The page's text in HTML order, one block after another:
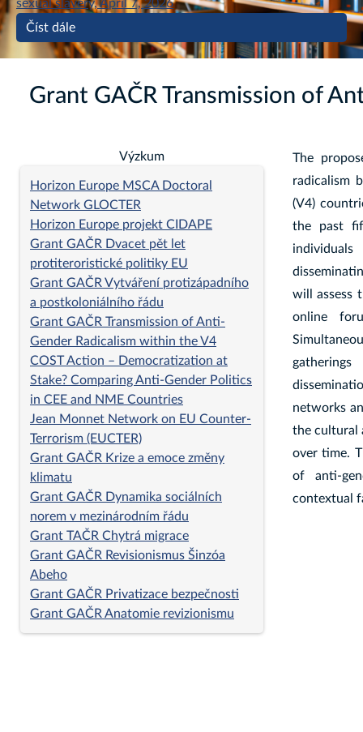
sexual slavery, April 7, 2026
Číst dále
Grant GAČR Transmission of
Výzkum
Horizon Europe MSCA Doctoral
Network GLOCTER
Horizon Europe projekt CIDAPE
Grant GAČR Dvacet pět let
protiteroristické politiky EU
Grant GAČR Vytváření protizápadního
a postkoloniálního řádu
Grant GAČR Transmission of Anti-
Gender Radicalism within the V4
COST Action – Democratization at
Stake? Comparing Anti-Gender Politics
in CEE and NME Countries
Jean Monnet Network on EU Counter-
Terrorism (EUCTER)
Grant GAČR Krize a emoce změny
klimatu
Grant GAČR Dynamika sociálních
norem v mezinárodním řádu
Grant TAČR Chytrá migrace
Grant GAČR Revisionismus Šinzóa
Abeho
Grant GAČR Privatizace bezpečnosti
Grant GAČR Anatomie revizionismu
The
radicalism
(V4)
the past
will assess
online
networks
the cultural
over time.
of anti-
contextual